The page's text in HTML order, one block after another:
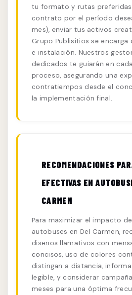
tu formato y rutas
contrato por el período
mes), enviar tus activos
Grupo Publisitios se
e instalación. Nuestros
dedicados te guiarán en
proceso, asegurando una
contratiempos desde el
la implementación final.
RECOMENDACIONES
EFECTIVAS EN
CARMEN
Para maximizar el impacto
autobuses en Del Carmen,
diseños llamativos con
concisos, uso de colores
distingan a distancia,
legible, y considerar
meses para una óptima